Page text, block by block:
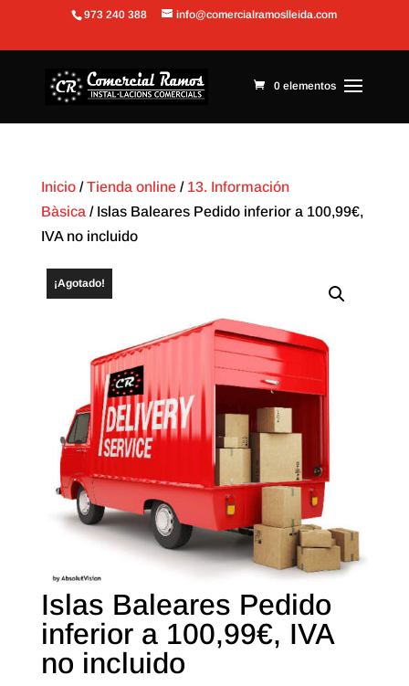
Abrir barra de herramientas
973 240 388 info@comercialramoslleida.com
0 elementos
Inicio/Tienda online/ 13. Información
Bàsica / Islas Baleares Pedido inferior a 100,99€,
IVA no incluido
¡Agotado!
Islas Baleares Pedido
inferior a 100,99€, IVA
no incluido